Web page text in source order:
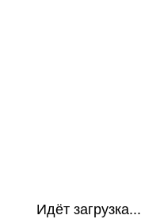
Идёт загрузка...